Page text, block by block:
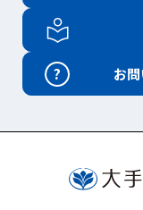
? お